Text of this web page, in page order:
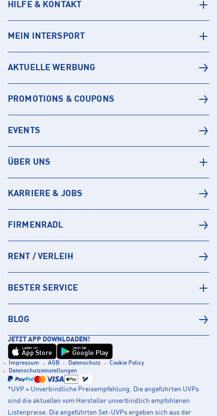
HILFE & KONTAKT
MEIN INTERSPORT
AKTUELLE WERBUNG
PROMOTIONS & COUPONS
EVENTS
ÜBER UNS
KARRIERE & JOBS
FIRMENRADL
RENT / VERLEIH
BESTER SERVICE
BLOG
JETZT APP DOWNLOADEN!
Laden im
App Store
Jetzt bei
Google Play
Impressum AGB Datenschutz
Cookie Policy
Datenschutzeinstellungen
*UVP = Unverbindliche Preisempfehlung. Die angeführten UVPs
sind die aktuellen vom Hersteller unverbindlich empfohlenen
Listenpreise. Die angeführten Set-UVPs ergeben sich aus der